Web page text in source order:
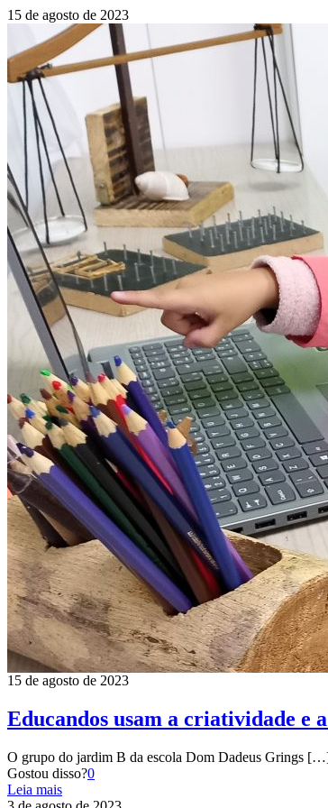
15 de agosto de 2023
15 de agosto de 2023
Educandos usam a criatividade e
O grupo do jardim B da escola Dom Dadeus Grings
Gostou disso?0
Leia mais